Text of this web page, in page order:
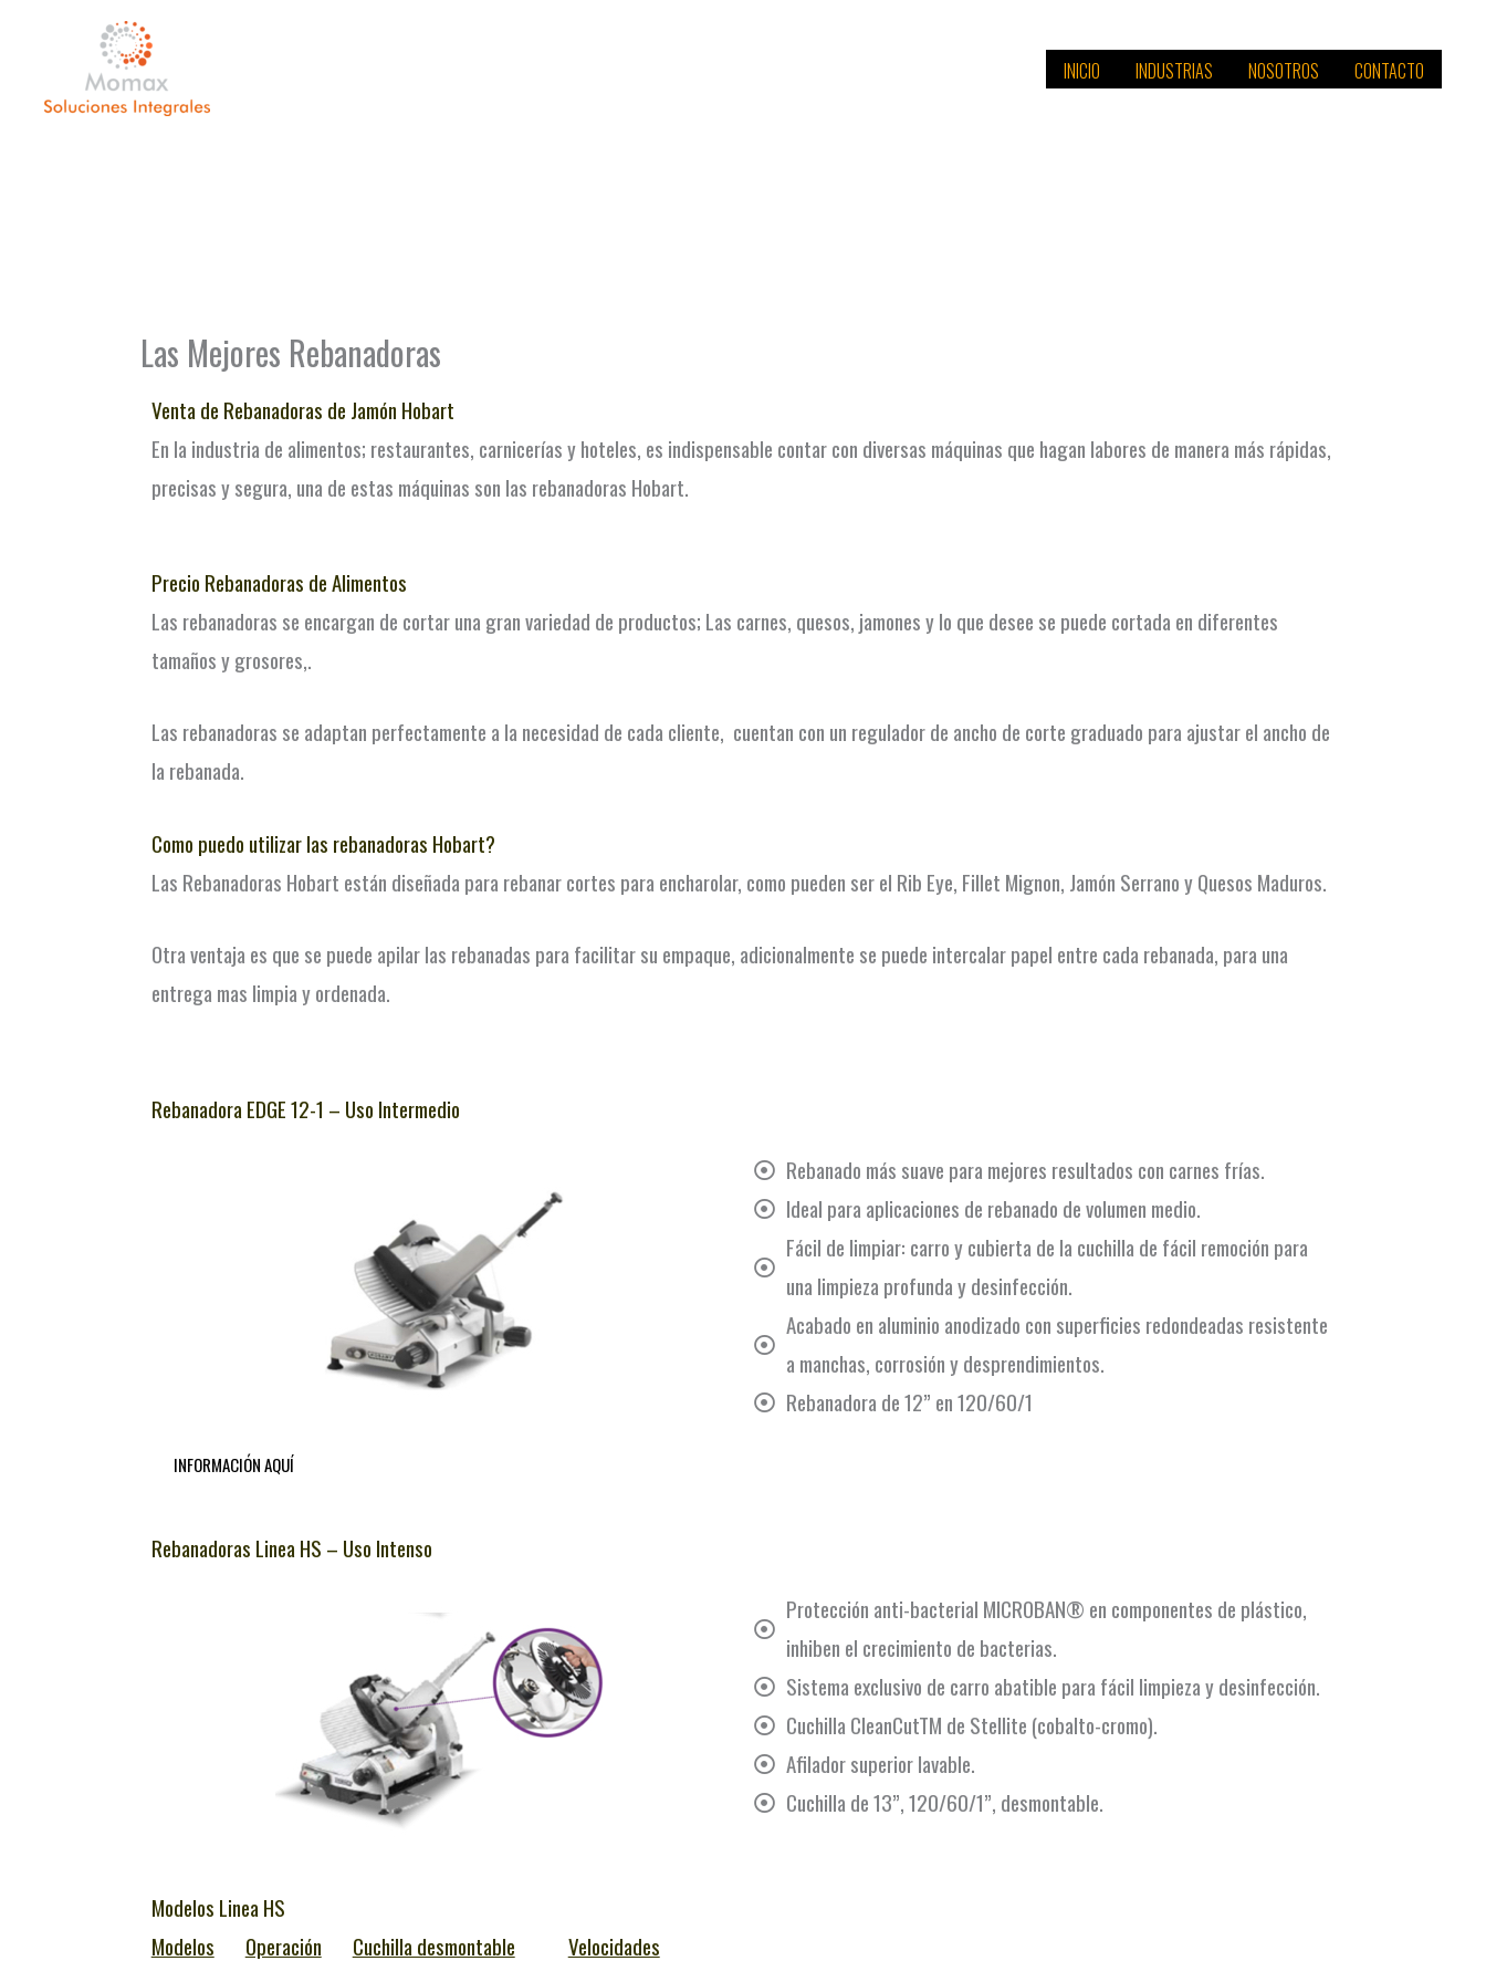
contenido
INICIO INDUSTRIAS NOSOTROS CONTACTO
Las Mejores Rebanadoras
Venta de Rebanadoras de Jamón Hobart
En la industria de alimentos; restaurantes, carnicerías y hoteles, es indispensable contar con diversas máquinas que hagan labores de manera más rápidas,
precisas y segura, una de estas máquinas son las rebanadoras Hobart.
Precio Rebanadoras de Alimentos
Las rebanadoras se encargan de cortar una gran variedad de productos; Las carnes, quesos, jamones y lo que desee se puede cortada en diferentes
tamaños y grosores,.
Las rebanadoras se adaptan perfectamente a la necesidad de cada cliente, cuentan con un regulador de ancho de corte graduado para ajustar el ancho de
la rebanada.
Como puedo utilizar las rebanadoras Hobart?
Las Rebanadoras Hobart están diseñada para rebanar cortes para encharolar, como pueden ser el Rib Eye, Fillet Mignon, Jamón Serrano y Quesos Maduros.
Otra ventaja es que se puede apilar las rebanadas para facilitar su empaque, adicionalmente se puede intercalar papel entre cada rebanada, para una
entrega mas limpia y ordenada.
Rebanadora EDGE 12-1 – Uso Intermedio
Rebanado más suave para mejores resultados con carnes frías.
Ideal para aplicaciones de rebanado de volumen medio.
Fácil de limpiar: carro y cubierta de la cuchilla de fácil remoción para
una limpieza profunda y desinfección.
Acabado en aluminio anodizado con superficies redondeadas resistente
a manchas, corrosión y desprendimientos.
Rebanadora de 12” en 120/60/1
INFORMACIÓN AQUÍ
Rebanadoras Linea HS – Uso Intenso
Protección anti-bacterial MICROBAN® en componentes de plástico,
inhiben el crecimiento de bacterias.
Sistema exclusivo de carro abatible para fácil limpieza y desinfección.
Cuchilla CleanCutTM de Stellite (cobalto-cromo).
Afilador superior lavable.
Cuchilla de 13”, 120/60/1”, desmontable.
Modelos Linea HS
Modelos
Operación Cuchilla desmontable Velocidades